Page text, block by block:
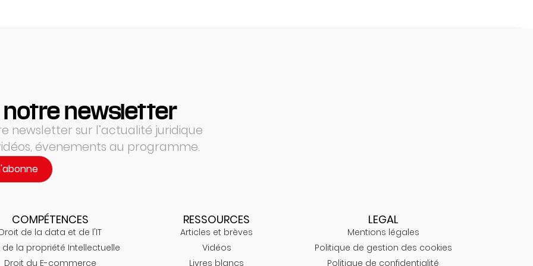
notre newsletter
newsletter sur l’actualité juridique
évenements au programme.
COMPÉTENCES
de la data et de l'IT
de la propriété Intellectuelle
Droit du E-commerce
RESSOURCES
Articles et brèves
Vidéos
Livres blancs
LEGAL
Mentions légales
Politique de gestion des cookies
Politique de confidentialité